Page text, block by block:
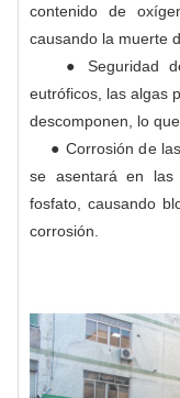
contenido de
causando la muerte
● Seguridad del
eutróficos, las algas
descomponen, lo
● Corrosión de las
se asentará en las
fosfato, causando
corrosión.